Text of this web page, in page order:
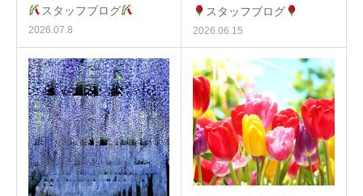
スタッフブログ
2026.07.8
スタッフブログ
2026.06.15